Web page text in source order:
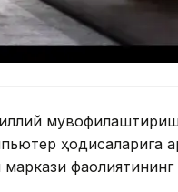
ҳодисаларига